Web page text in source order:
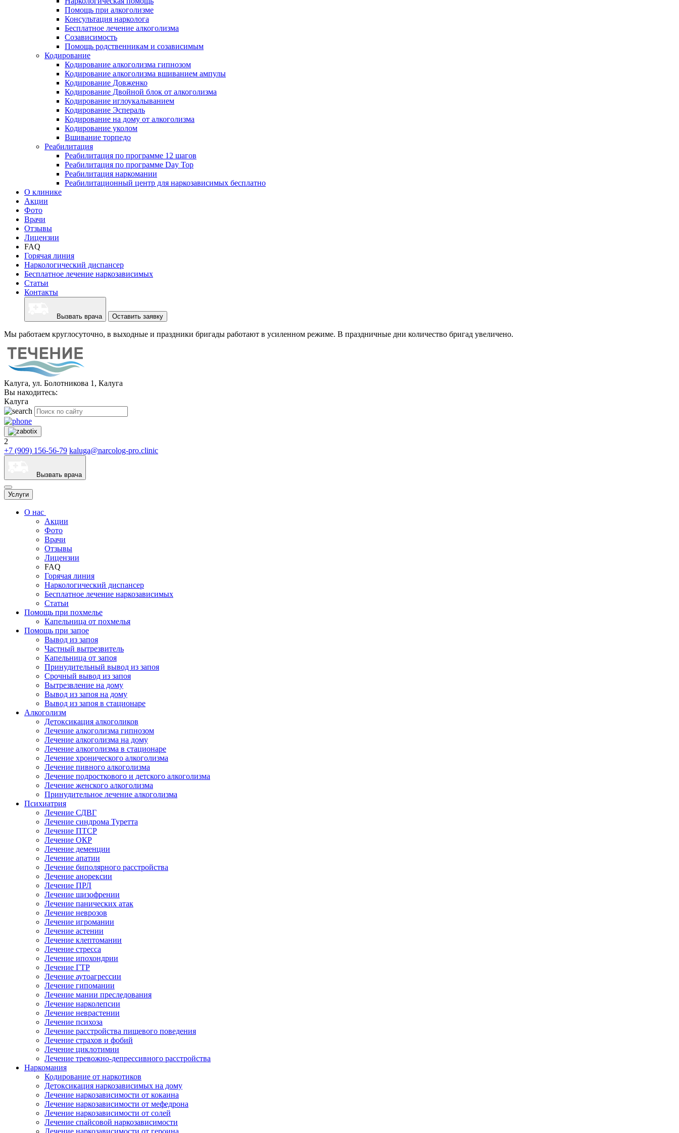
Помощь при алкоголизме
Консультация нарколога
Бесплатное лечение алкоголизма
Созависимость
Помощь родственникам и созависимым
Кодирование
Кодирование алкоголизма гипнозом
Кодирование алкоголизма вшиванием ампулы
Кодирование Довженко
Кодирование Двойной блок от алкоголизма
Кодирование иглоукалыванием
Кодирование Эспераль
Кодирование на дому от алкоголизма
Кодирование уколом
Вшивание торпедо
Реабилитация
Реабилитация по программе 12 шагов
Реабилитация по программе Day Top
Реабилитация наркомании
Реабилитационный центр для наркозависимых бесплатно
О клинике
Акции
Фото
Врачи
Отзывы
Лицензии
FAQ
Горячая линия
Наркологический диспансер
Бесплатное лечение наркозависимых
Статьи
Контакты
Вызвать врача Оставить заявку
Мы работаем круглосуточно, в выходные и праздники бригады работают в усиленном режиме. В праздничные дни количество бригад увеличено.
Калуга, ул. Болотникова 1, Калуга
Вы находитесь:
Калуга
2
+7 (909) 156-56-79 kaluga@narcolog-pro.clinic
Вызвать врача
Услуги
О нас
Акции
Фото
Врачи
Отзывы
Лицензии
FAQ
Горячая линия
Наркологический диспансер
Бесплатное лечение наркозависимых
Статьи
Помощь при похмелье
Капельница от похмелья
Помощь при запое
Вывод из запоя
Частный вытрезвитель
Капельница от запоя
Принудительный вывод из запоя
Срочный вывод из запоя
Вытрезвление на дому
Вывод из запоя на дому
Вывод из запоя в стационаре
Алкоголизм
Детоксикация алкоголиков
Лечение алкоголизма гипнозом
Лечение алкоголизма на дому
Лечение алкоголизма в стационаре
Лечение хронического алкоголизма
Лечение пивного алкоголизма
Лечение подросткового и детского алкоголизма
Лечение женского алкоголизма
Принудительное лечение алкоголизма
Психиатрия
Лечение СДВГ
Лечение синдрома Туретта
Лечение ПТСР
Лечение ОКР
Лечение деменции
Лечение апатии
Лечение биполярного расстройства
Лечение анорексии
Лечение ПРЛ
Лечение шизофрении
Лечение панических атак
Лечение неврозов
Лечение игромании
Лечение астении
Лечение клептомании
Лечение стресса
Лечение ипохондрии
Лечение ГТР
Лечение аутоагрессии
Лечение гипомании
Лечение мании преследования
Лечение нарколепсии
Лечение неврастении
Лечение психоза
Лечение расстройства пищевого поведения
Лечение страхов и фобий
Лечение циклотимии
Лечение тревожно-депрессивного расстройства
Наркомания
Кодирование от наркотиков
Детоксикация наркозависимых на дому
Лечение наркозависимости от кокаина
Лечение наркозависимости от мефедрона
Лечение наркозависимости от солей
Лечение спайсовой наркозависимости
Лечение наркозависимости от героина